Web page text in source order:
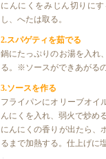
にんにくをみじん切りに
し、へたは取る。
2.スパゲティを茹でる
鍋にたっぷりのお湯を入れ
る。※ソースができあがる
3.ソースを作る
フライパンにオリーブオイ
んにくを入れ、弱火で炒め
にんにくの香りが出たら、
るまで加熱する。仕上げに